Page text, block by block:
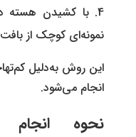
با کشیدن هسته
نمونه‌ای کوچک از
این روش به‌دلیل
انجام می‌شود.
نحوه